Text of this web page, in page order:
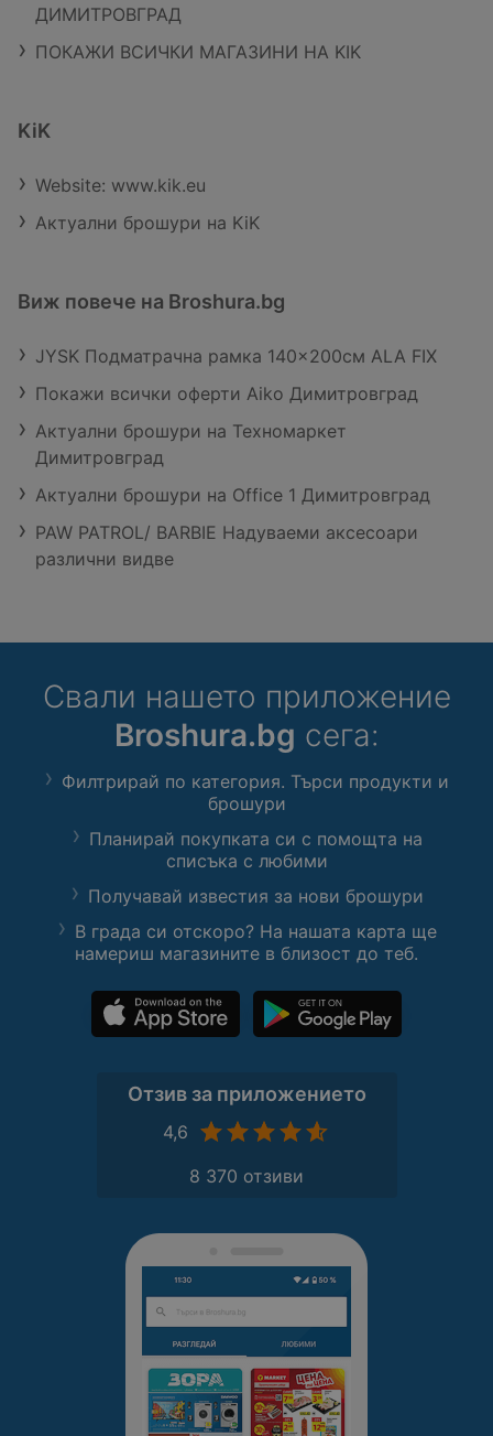
ДИМИТРОВГРАД
ПОКАЖИ ВСИЧКИ МАГАЗИНИ НА KIK
KiK
Website: www.kik.eu
Актуални брошури на KiK
Виж повече на Broshura.bg
JYSK Подматрачна рамка 140x200см ALA FIX
Покажи всички оферти Aiko Димитровград
Актуални брошури на Техномаркет
Димитровград
Актуални брошури на Office 1 Димитровград
PAW PATROL/ BARBIE Надуваеми аксесоари
различни видве
Свали нашето приложение
Broshura.bg сега:
Филтрирай по категория. Търси продукти и
брошури
Планирай покупката си с помощта на
списъка с любими
Получавай известия за нови брошури
В града си отскоро? На нашата карта ще
намериш магазините в близост до теб.
Отзив за приложението
4,6
8 370 отзиви